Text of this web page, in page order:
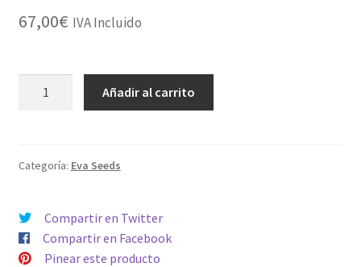
67,00€ IVA Incluido
Añadir al carrito
Categoría: Eva Seeds
Compartir en Twitter
Compartir en Facebook
Pinear este producto